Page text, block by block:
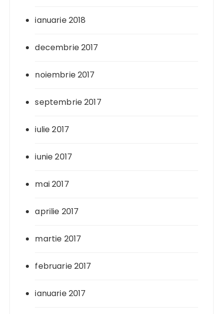
ianuarie 2018
decembrie 2017
noiembrie 2017
septembrie 2017
iulie 2017
iunie 2017
mai 2017
aprilie 2017
martie 2017
februarie 2017
ianuarie 2017